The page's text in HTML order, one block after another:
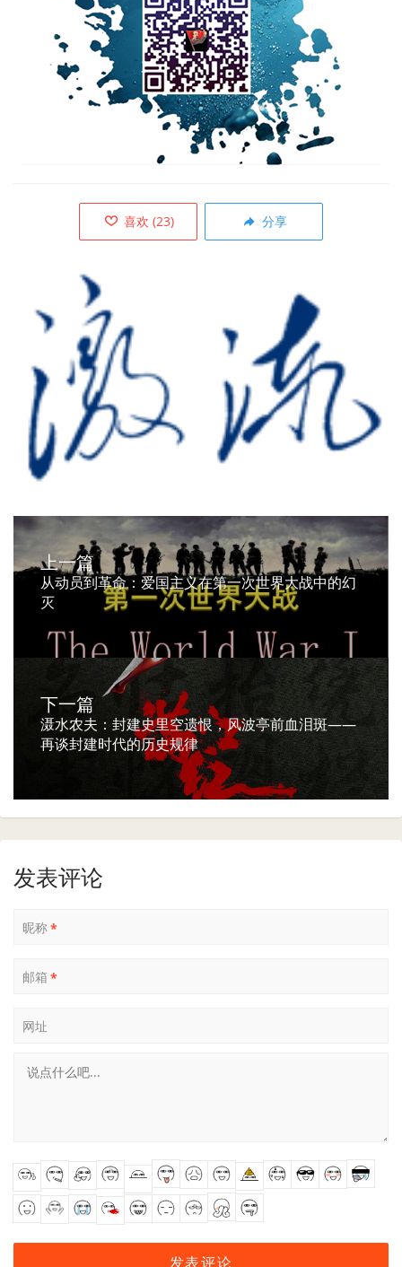
喜欢 (23) 分享
上一篇
从动员到革命：爱国主义在第一次世界大战中的幻
灭
下一篇
滠水农夫：封建史里空遗恨，风波亭前血泪斑——
再谈封建时代的历史规律
发表评论
昵称*
邮箱 *
网址